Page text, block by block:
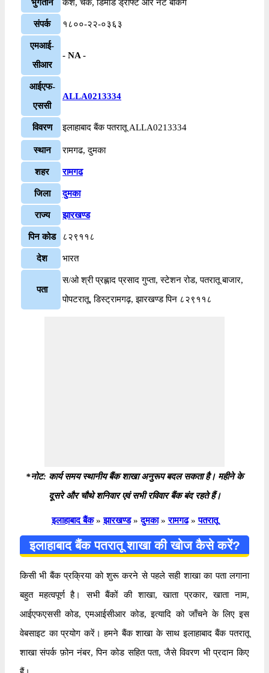
भुगतान कैश, चेक, डिमांड ड्राफ्ट और नेट बैंकिंग
संपर्क १८००-२२-०३६३
एमआई-
सीआर
- NA -
आईएफ-
एससी
ALLA0213334
विवरण इलाहाबाद बैंक पतरातू ALLA0213334
स्थान रामगढ, दुमका
शहर रामगढ
जिला दुमका
राज्य झारखण्ड
पिन कोड ८२९११८
देश भारत
पता
स/ओ श्री प्रह्लाद प्रसाद गुप्ता, स्टेशन रोड, पतरातू बाजार,
पोपटरातू, डिस्ट्रामगढ़, झारखण्ड पिन ८२९११८
*नोट: कार्य समय स्थानीय बैंक शाखा अनुरूप बदल सकता है। महीने के
दूसरे और चौथे शनिवार एवं सभी रविवार बैंक बंद रहते हैं।
इलाहाबाद बैंक » झारखण्ड » दुमका » रामगढ » पतरातू
इलाहाबाद बैंक पतरातू शाखा की खोज कैसे करें?
किसी भी बैंक प्रक्रिया को शुरू करने से पहले सही शाखा का पता लगाना
बहुत महत्वपूर्ण है। सभी बैंकों की शाखा, खाता प्रकार, खाता नाम,
आईएफएससी कोड, एमआईसीआर कोड, इत्यादि को जाँचने के लिए इस
वेबसाइट का प्रयोग करें। हमने बैंक शाखा के साथ इलाहाबाद बैंक पतरातू
शाखा संपर्क फ़ोन नंबर, पिन कोड सहित पता, जैसे विवरण भी प्रदान किए